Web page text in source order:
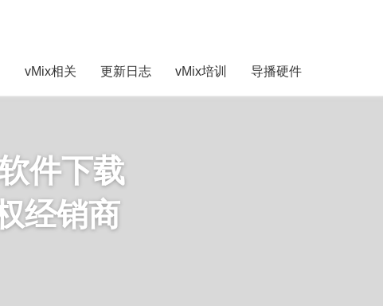
vMix相关 更新日志 vMix培训 导播硬件
件下载
经销商